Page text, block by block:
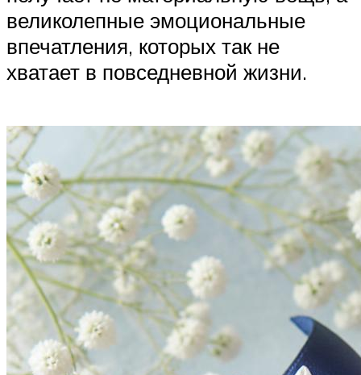
великолепные эмоциональные
впечатления, которых так не
хватает в повседневной жизни.